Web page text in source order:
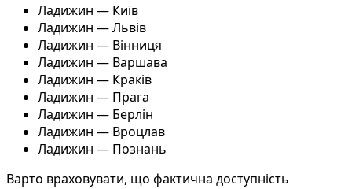
Ладижин — Київ
Ладижин — Львів
Ладижин — Вінниця
Ладижин — Варшава
Ладижин — Краків
Ладижин — Прага
Ладижин — Берлін
Ладижин — Вроцлав
Ладижин — Познань
Варто враховувати, що фактична доступність